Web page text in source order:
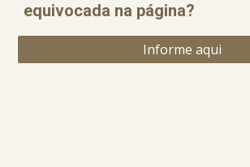
equivocada na página?
Informe aqui